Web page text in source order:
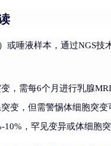
或唾液样本，通过NGS技
变，需每6个月进行乳腺
突变，但需警惕体细胞突变
10%，罕见变异或体细胞